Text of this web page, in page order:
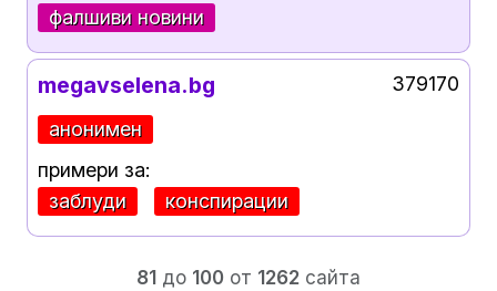
фалшиви новини
megavselena.bg
анонимен
примери за:
заблуди
конспирации
379170
81 до 100 от 1262 сайта